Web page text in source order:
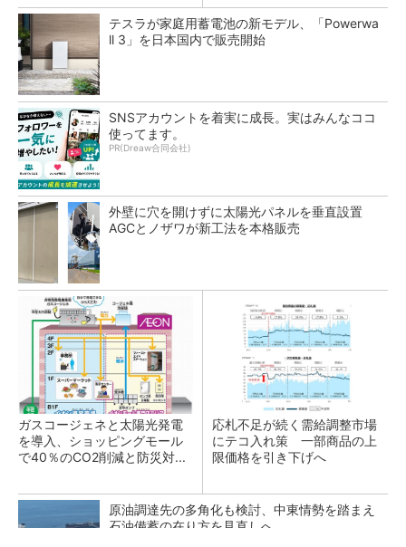
テスラが家庭用蓄電池の新モデル、「Powerwa
ll 3」を日本国内で販売開始
SNSアカウントを着実に成長。実はみんなココ
使ってます。
PR(Dreaw合同会社)
外壁に穴を開けずに太陽光パネルを垂直設置
AGCとノザワが新工法を本格販売
ガスコージェネと太陽光発電
を導入、ショッピングモール
で40％のCO2削減と防災対...
応札不足が続く需給調整市場
にテコ入れ策 一部商品の上
限価格を引き下げへ
原油調達先の多角化も検討、中東情勢を踏まえ
石油備蓄の在り方を見直しへ